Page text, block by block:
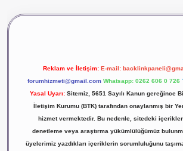
Reklam ve İletişim: E-mail:
forumhizmeti@gmail.com Whatsapp: 0262 606 0 726
Yasal Uyarı: Sitemiz, 5651 Sayılı Kanun gereğince
İletişim Kurumu (BTK) tarafından onaylanmış bir
hizmet vermektedir. Bu nedenle, sitedeki
denetleme veya araştırma yükümlülüğümüz
üyelerimiz yazdıkları içeriklerin sorumluluğunu